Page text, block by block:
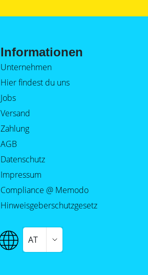
Informationen
Unternehmen
Hier findest du uns
Jobs
Versand
Zahlung
AGB
Datenschutz
Impressum
Compliance @ Memodo
Hinweisgeberschutzgesetz
AT